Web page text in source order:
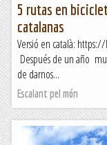
5 rutas en
catalanas
Versió en català:
Después de un año
de darnos...
Escalant pel món